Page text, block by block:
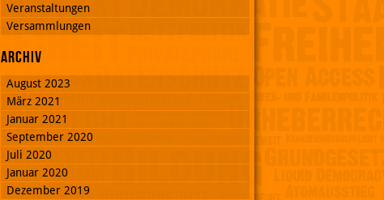
Veranstaltungen
Versammlungen
Archiv
August 2023
März 2021
Januar 2021
September 2020
Juli 2020
Januar 2020
Dezember 2019